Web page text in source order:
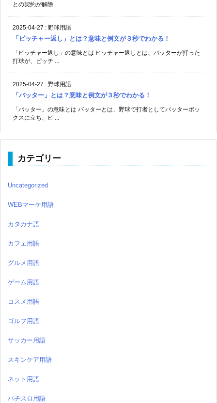
との契約が解除 ...
2025-04-27 : 野球用語
「ピッチャー返し」とは？意味と例文が３秒でわかる！
「ピッチャー返し」の意味とは ピッチャー返しとは、バッターが打った
打球が、ピッチ ...
2025-04-27 : 野球用語
「バッター」とは？意味と例文が３秒でわかる！
「バッター」の意味とは バッターとは、野球で打者としてバッターボッ
クスに立ち、ピ ...
カテゴリー
Uncategorized
WEBマーケ用語
カタカナ語
カフェ用語
グルメ用語
ゲーム用語
コスメ用語
ゴルフ用語
サッカー用語
スキンケア用語
ネット用語
パチスロ用語